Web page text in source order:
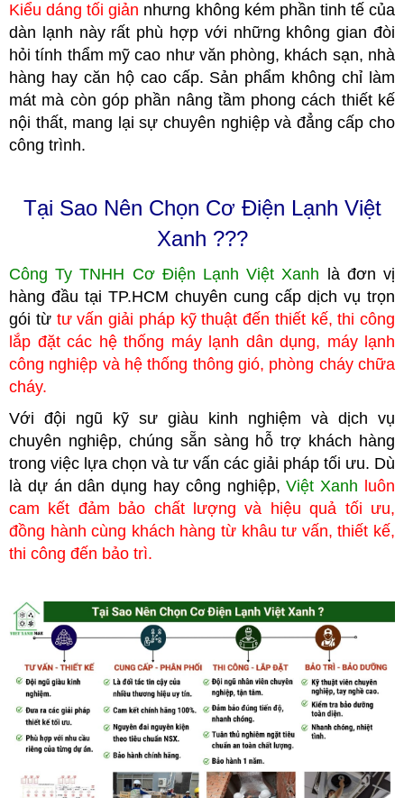
Kiểu dáng tối giản nhưng không kém phần tinh tế của
dàn lạnh này rất phù hợp với những không gian đòi
hỏi tính thẩm mỹ cao như văn phòng, khách sạn, nhà
hàng hay căn hộ cao cấp. Sản phẩm không chỉ làm
mát mà còn góp phần nâng tầm phong cách thiết kế
nội thất, mang lại sự chuyên nghiệp và đẳng cấp cho
công trình.
Tại Sao Nên Chọn Cơ Điện Lạnh Việt
Xanh ???
Công Ty TNHH Cơ Điện Lạnh Việt Xanh
là đơn vị
hàng đầu tại TP.HCM chuyên cung cấp dịch vụ trọn
gói từ tư vấn giải pháp kỹ thuật đến thiết kế, thi công
lắp đặt các hệ thống máy lạnh dân dụng, máy lạnh
công nghiệp và hệ thống thông gió, phòng cháy chữa
cháy.
Với đội ngũ kỹ sư giàu kinh nghiệm và dịch vụ
chuyên nghiệp, chúng sẵn sàng hỗ trợ khách hàng
trong việc lựa chọn và tư vấn các giải pháp tối ưu. Dù
là dự án dân dụng hay công nghiệp,Việt Xanh
luôn
cam kết đảm bảo chất lượng và hiệu quả tối ưu,
đồng hành cùng khách hàng từ khâu tư vấn, thiết kế,
thi công đến bảo trì.